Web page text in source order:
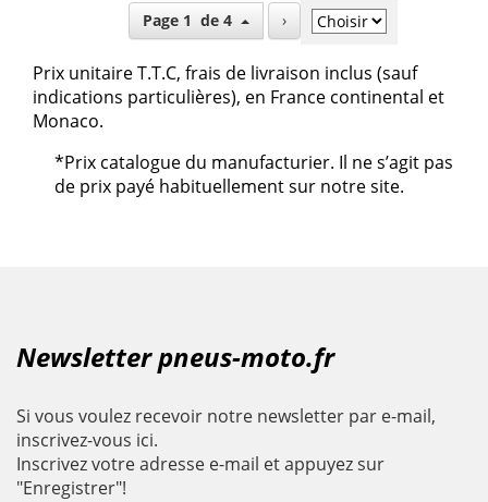
Page 1 de 4 ›
Prix unitaire T.T.C, frais de livraison inclus (sauf
indications particulières), en France continental et
Monaco.
*Prix catalogue du manufacturier. Il ne s’agit pas
de prix payé habituellement sur notre site.
Newsletter pneus-moto.fr
Si vous voulez recevoir notre newsletter par e-mail,
inscrivez-vous ici.
Inscrivez votre adresse e-mail et appuyez sur
"Enregistrer"!